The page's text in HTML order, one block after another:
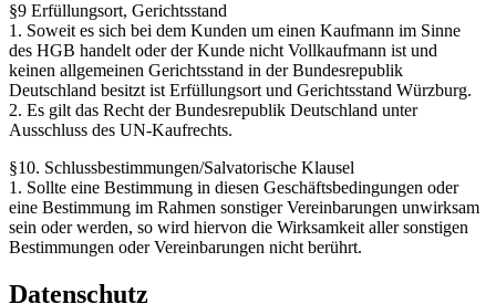
§9 Erfüllungsort, Gerichtsstand
1. Soweit es sich bei dem Kunden um einen Kaufmann im Sinne
des HGB handelt oder der Kunde nicht Vollkaufmann ist und
keinen allgemeinen Gerichtsstand in der Bundesrepublik
Deutschland besitzt ist Erfüllungsort und Gerichtsstand Würzburg.
2. Es gilt das Recht der Bundesrepublik Deutschland unter
Ausschluss des UN-Kaufrechts.
§10. Schlussbestimmungen/Salvatorische Klausel
1. Sollte eine Bestimmung in diesen Geschäftsbedingungen oder
eine Bestimmung im Rahmen sonstiger Vereinbarungen unwirksam
sein oder werden, so wird hiervon die Wirksamkeit aller sonstigen
Bestimmungen oder Vereinbarungen nicht berührt.
Datenschutz